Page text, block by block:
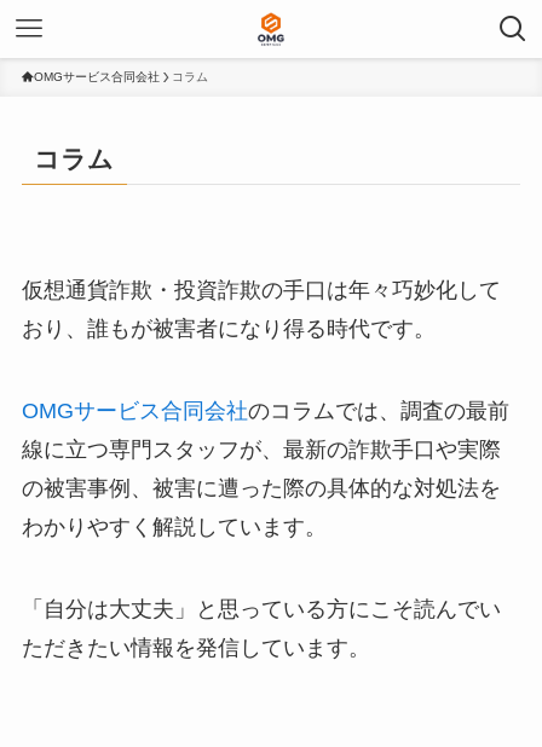
OMGサービス合同会社 コラム
コラム
仮想通貨詐欺・投資詐欺の手口は年々巧妙化して
おり、誰もが被害者になり得る時代です。
OMGサービス合同会社のコラムでは、調査の最前
線に立つ専門スタッフが、最新の詐欺手口や実際
の被害事例、被害に遭った際の具体的な対処法を
わかりやすく解説しています。
「自分は大丈夫」と思っている方にこそ読んでい
ただきたい情報を発信しています。